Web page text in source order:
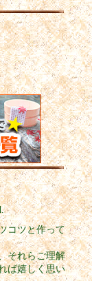
コツと作って
それらご理解
ば嬉しく思い